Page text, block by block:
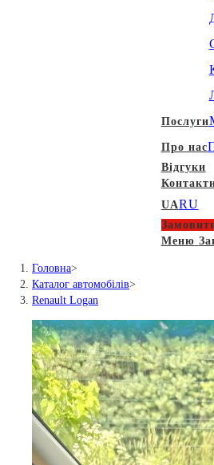
Послуги
Про нас
Відгуки
UARU
Меню
Головна>
Каталог автомобілів>
Renault Logan